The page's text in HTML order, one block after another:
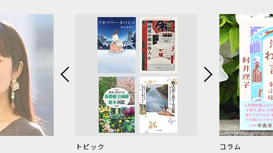
トピック コラム